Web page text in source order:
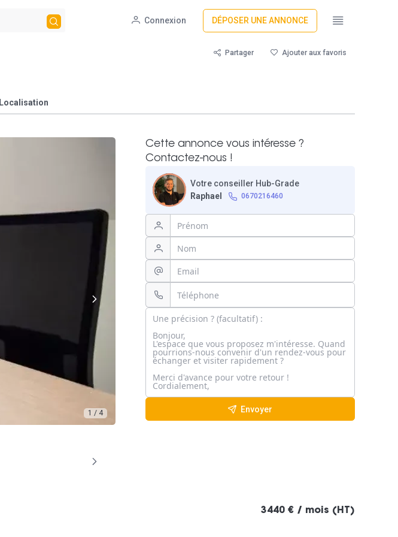
Connexion DÉPOSER UNE ANNONCE
Partager Ajouter aux favoris
Localisation
1 / 4
Cette annonce vous intéresse ?
Contactez-nous !
Votre conseiller Hub-Grade
Raphael
0670216460
Envoyer
3440 € / mois (HT)